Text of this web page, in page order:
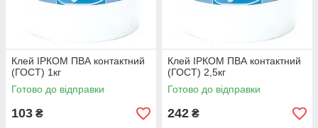
Клей ІРКОМ ПВА контактний
(ГОСТ) 1кг
Готово до відправки
103 ₴
Клей ІРКОМ ПВА контактний
(ГОСТ) 2,5кг
Готово до відправки
242 ₴